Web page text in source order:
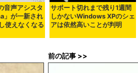
音声アシスタ
」が一新され
使えなくなる
サポート切れまで残り1週間
しかないWindows XPのシェ
アは依然高いことが判明
前の記事 >>